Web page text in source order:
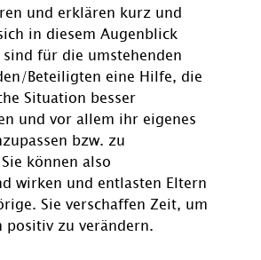
und erklären kurz und
in diesem Augenblick
für die umstehenden
Beteiligten eine Hilfe, die
Situation besser
und vor allem ihr eigenes
bzw. zu
können also
wirken und entlasten Eltern
Sie verschaffen Zeit, um
positiv zu verändern.